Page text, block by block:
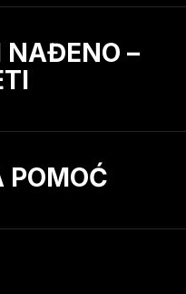
NAĐENO –
POMOĆ